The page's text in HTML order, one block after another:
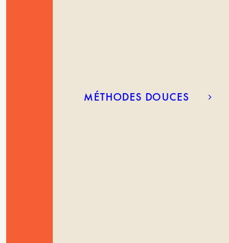
MÉTHODES DOUCES